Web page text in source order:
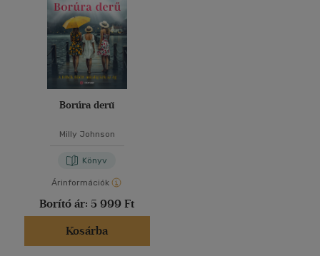
Borúra derű
Milly Johnson
Könyv
Árinformációk
Borító ár: 5 999 Ft
Kosárba